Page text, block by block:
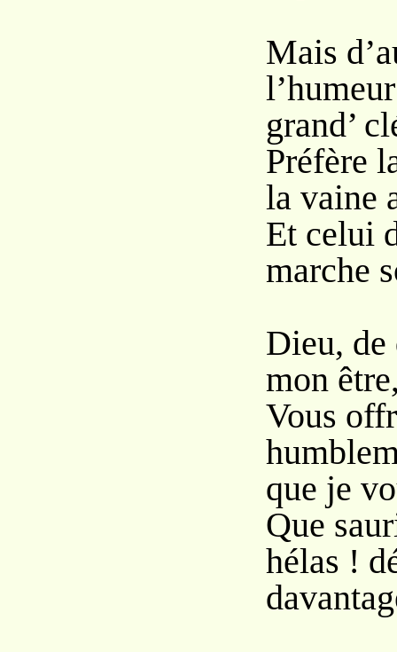
Mais
grand’
Préfère
la vaine
Et celui
marche
Dieu,
mon
Vous
que je
Que
hélas !